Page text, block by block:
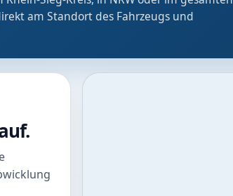
am Standort des Fahrzeugs und